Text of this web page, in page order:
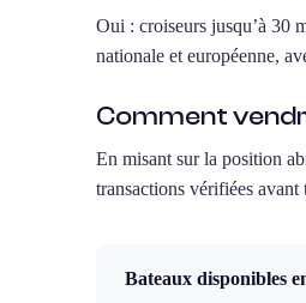
Oui : croiseurs jusqu’à 30
nationale et européenne,
Comment
En misant sur la position
transactions vérifiées avant
Bateaux disponibles